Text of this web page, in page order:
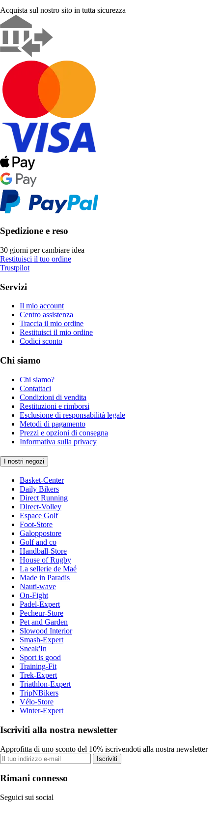
Acquista sul nostro sito in tutta sicurezza
Spedizione e reso
30 giorni per cambiare idea
Restituisci il tuo ordine
Trustpilot
Servizi
Il mio account
Centro assistenza
Traccia il mio ordine
Restituisci il mio ordine
Codici sconto
Chi siamo
Chi siamo?
Contattaci
Condizioni di vendita
Restituzioni e rimborsi
Esclusione di responsabilità legale
Metodi di pagamento
Prezzi e opzioni di consegna
Informativa sulla privacy
I nostri negozi
Basket-Center
Daily Bikers
Direct Running
Direct-Volley
Espace Golf
Foot-Store
Galoppostore
Golf and co
Handball-Store
House of Rugby
La sellerie de Maé
Made in Paradis
Nauti-wave
On-Fight
Padel-Expert
Pecheur-Store
Pet and Garden
Slowood Interior
Smash-Expert
Sneak'In
Sport is good
Training-Fit
Trek-Expert
Triathlon-Expert
TripNBikers
Vélo-Store
Winter-Expert
Iscriviti alla nostra newsletter
Approfitta di uno sconto del 10% iscrivendoti alla nostra newsletter
Iscriviti
Rimani connesso
Seguici sui social